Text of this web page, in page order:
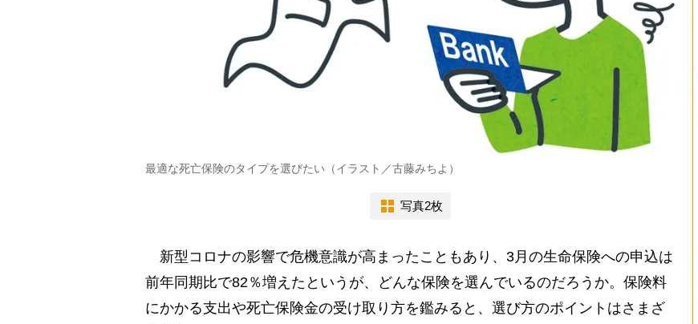
最適な死亡保険のタイプを選びたい（イラスト／古藤みちよ）
写真2枚
新型コロナの影響で危機意識が高まったこともあり、3月の生命保険への申込は
前年同期比で82％増えたというが、どんな保険を選んでいるのだろうか。保険料
にかかる支出や死亡保険金の受け取り方を鑑みると、選び方のポイントはさまざ